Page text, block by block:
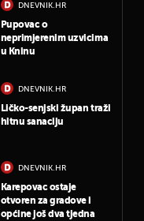
DNEVNIK.HR
Pupovac o
neprimjerenim uzvicima
u Kninu
DNEVNIK.HR
Ličko-senjski župan traži
hitnu sanaciju
DNEVNIK.HR
Karepovac ostaje
otvoren za gradove i
općine još dva tjedna